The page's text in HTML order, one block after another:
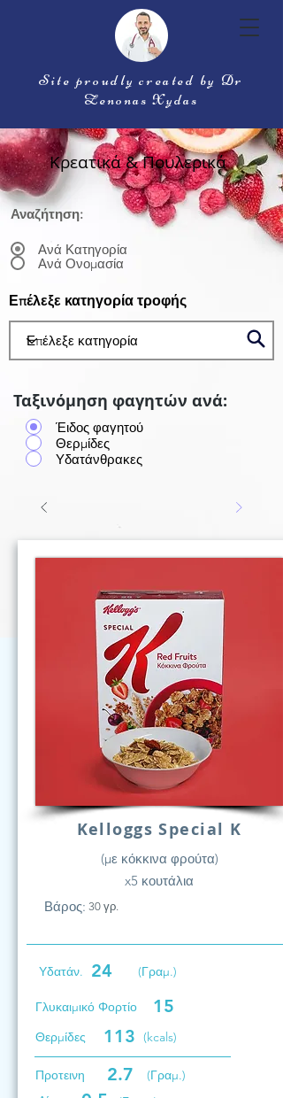
Site proudly created by Dr
Zenonas Xydas
Κρεατικά & Πουλερικά
Αναζήτηση:
Ανά Κατηγορία
Ανά Ονομασία
Επέλεξε κατηγορία τροφής
Ταξινόμηση φαγητών ανά:
Έιδος φαγητού
Θερμίδες
Υδατάνθρακες
Kelloggs Special K
(με κόκκινα φρούτα)
x5 κουτάλια
Βάρος: 30 γρ.
Υδατάν. 24 (Γραμ.)
Γλυκαιμικό Φορτίο 15
Θερμίδες 113 (kcals)
Προτεινη 2.7
(Γραμ.)